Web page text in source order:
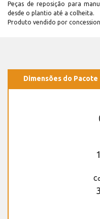
Peças de reposição para
desde o plantio até a colheita.
Produto vendido por
Dimensões do Pacote